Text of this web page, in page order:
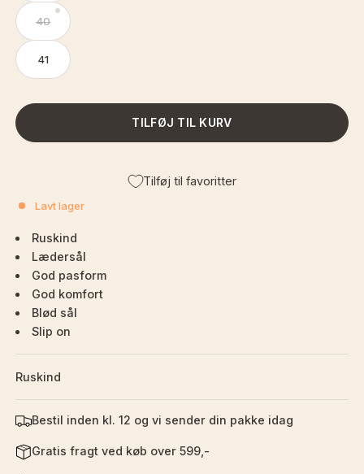
40
41
TILFØJ TIL KURV
Tilføj til favoritter
Lavt lager
Ruskind
Lædersål
God pasform
God komfort
Blød sål
Slip on
Ruskind
Bestil inden kl. 12 og vi sender din pakke idag
Gratis fragt ved køb over 599,-